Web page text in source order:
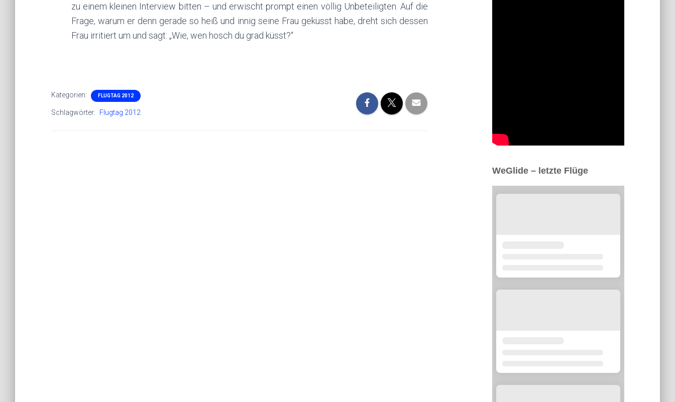
zu einem kleinen Interview bitten – und erwischt prompt einen völlig Unbeteiligten. Auf die
Frage, warum er denn gerade so heiß und innig seine Frau geküsst habe, dreht sich dessen
Frau irritiert um und sagt: „Wie, wen hosch du grad küsst?“
Kategorien: FLUGTAG 2012
Schlagwörter: Flugtag 2012
WeGlide – letzte Flüge